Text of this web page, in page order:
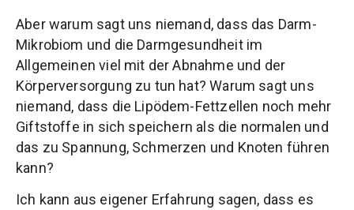
Aber warum sagt uns niemand, dass das Darm-
Mikrobiom und die Darmgesundheit im
Allgemeinen viel mit der Abnahme und der
Körperversorgung zu tun hat? Warum sagt uns
niemand, dass die Lipödem-Fettzellen noch mehr
Giftstoffe in sich speichern als die normalen und
das zu Spannung, Schmerzen und Knoten führen
kann?
Ich kann aus eigener Erfahrung sagen, dass es